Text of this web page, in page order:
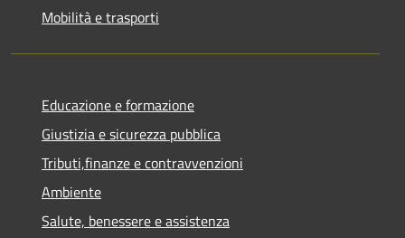
Mobilità e trasporti
Educazione e formazione
Giustizia e sicurezza pubblica
Tributi,finanze e contravvenzioni
Ambiente
Salute, benessere e assistenza